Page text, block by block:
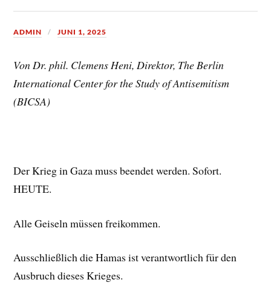
ADMIN JUNI 1, 2025
Von Dr. phil. Clemens Heni, Direktor, The Berlin
International Center for the Study of Antisemitism
(BICSA)
Der Krieg in Gaza muss beendet werden. Sofort.
HEUTE.
Alle Geiseln müssen freikommen.
Ausschließlich die Hamas ist verantwortlich für den
Ausbruch dieses Krieges.